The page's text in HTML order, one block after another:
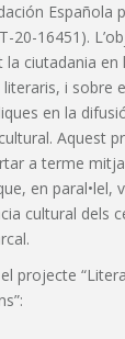
Española
20-16451).
ciutadania en
i sobre
en la
Aquest
a terme
en paral•lel,
cultural dels
projecte